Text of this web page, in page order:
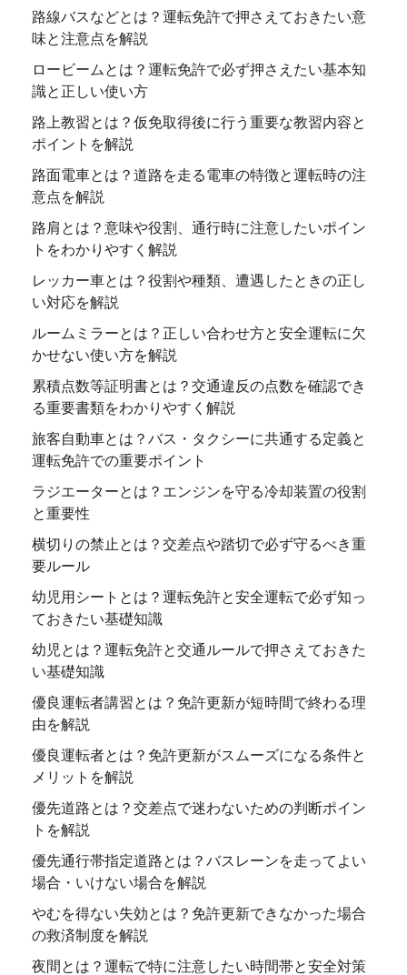
路線バスなどとは？運転免許で押さえておきたい意
味と注意点を解説
ロービームとは？運転免許で必ず押さえたい基本知
識と正しい使い方
路上教習とは？仮免取得後に行う重要な教習内容と
ポイントを解説
路面電車とは？道路を走る電車の特徴と運転時の注
意点を解説
路肩とは？意味や役割、通行時に注意したいポイン
トをわかりやすく解説
レッカー車とは？役割や種類、遭遇したときの正し
い対応を解説
ルームミラーとは？正しい合わせ方と安全運転に欠
かせない使い方を解説
累積点数等証明書とは？交通違反の点数を確認でき
る重要書類をわかりやすく解説
旅客自動車とは？バス・タクシーに共通する定義と
運転免許での重要ポイント
ラジエーターとは？エンジンを守る冷却装置の役割
と重要性
横切りの禁止とは？交差点や踏切で必ず守るべき重
要ルール
幼児用シートとは？運転免許と安全運転で必ず知っ
ておきたい基礎知識
幼児とは？運転免許と交通ルールで押さえておきた
い基礎知識
優良運転者講習とは？免許更新が短時間で終わる理
由を解説
優良運転者とは？免許更新がスムーズになる条件と
メリットを解説
優先道路とは？交差点で迷わないための判断ポイン
トを解説
優先通行帯指定道路とは？バスレーンを走ってよい
場合・いけない場合を解説
やむを得ない失効とは？免許更新できなかった場合
の救済制度を解説
夜間とは？運転で特に注意したい時間帯と安全対策